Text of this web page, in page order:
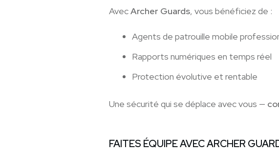
AvecArcher Guards, vous bénéficiez de :
Agents de patrouille mobile
Rapports numériques en temps réel
Protection évolutive et rentable
Une sécurité qui se déplace avec vous —
FAITES ÉQUIPE AVEC ARCHER